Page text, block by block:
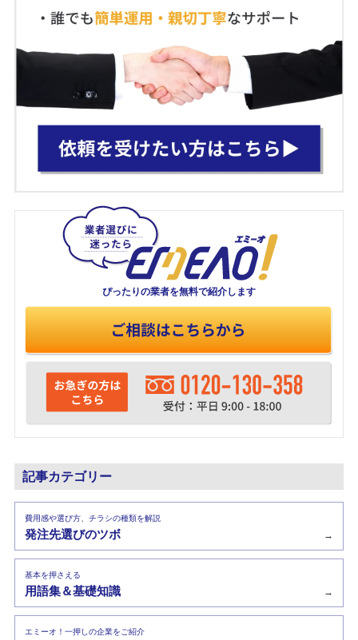
ぴったりの業者を無料で紹介します
記事カテゴリー
費用感や選び方、チラシの種類を解説
発注先選びのツボ →
基本を押さえる
用語集＆基礎知識 →
エミーオ！一押しの企業をご紹介